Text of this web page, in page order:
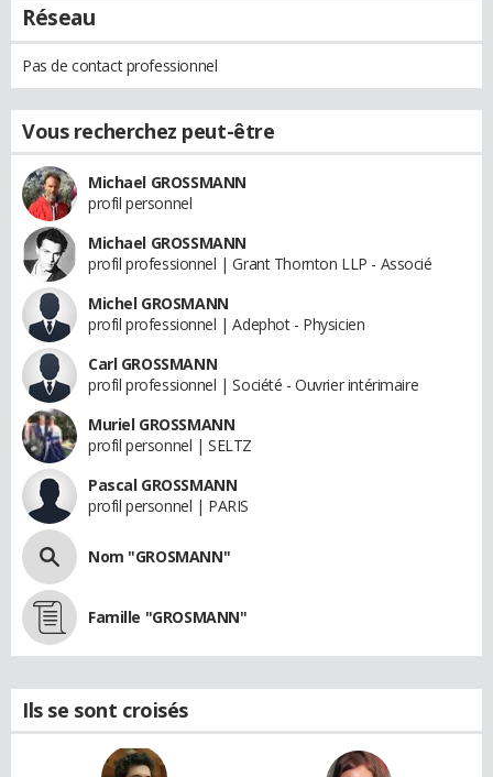
Réseau
Pas de contact professionnel
Vous recherchez peut-être
Michael GROSSMANN
profil personnel
Michael GROSSMANN
profil professionnel | Grant Thornton LLP - Associé
Michel GROSMANN
profil professionnel | Adephot - Physicien
Carl GROSSMANN
profil professionnel | Société - Ouvrier intérimaire
Muriel GROSSMANN
profil personnel | SELTZ
Pascal GROSSMANN
profil personnel | PARIS
Nom "GROSMANN"
Famille "GROSMANN"
Ils se sont croisés